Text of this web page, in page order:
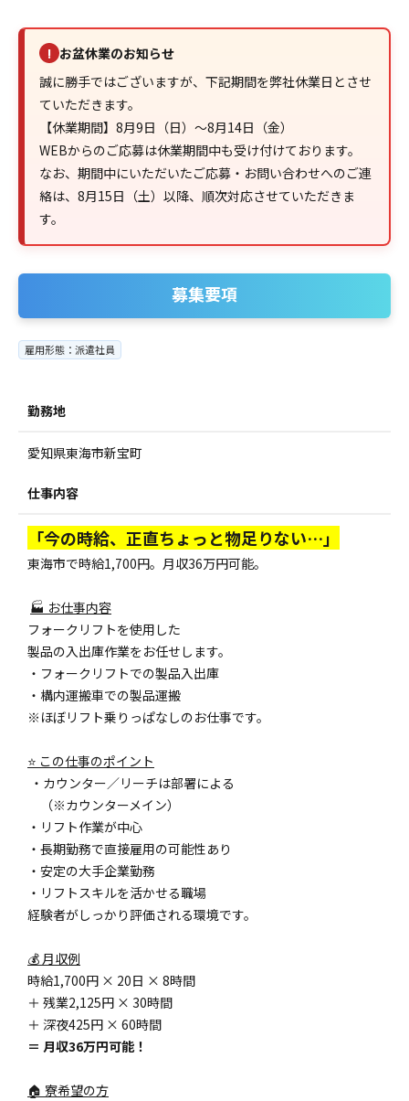
! お盆休業のお知らせ
誠に勝手ではございますが、下記期間を弊社休業日とさせ
ていただきます。
【休業期間】8月9日（日）～8月14日（金）
WEBからのご応募は休業期間中も受け付けております。
なお、期間中にいただいたご応募・お問い合わせへのご連
絡は、8月15日（土）以降、順次対応させていただきま
す。
募集要項
雇用形態：派遣社員
勤務地
愛知県東海市新宝町
仕事内容
「今の時給、正直ちょっと物足りない…」
東海市で時給1,700円。月収36万円可能。
🏭 お仕事内容
フォークリフトを使用した
製品の入出庫作業をお任せします。
・フォークリフトでの製品入出庫
・構内運搬車での製品運搬
※ほぼリフト乗りっぱなしのお仕事です。
⭐ この仕事のポイント
・カウンター／リーチは部署による
（※カウンターメイン）
・リフト作業が中心
・長期勤務で直接雇用の可能性あり
・安定の大手企業勤務
・リフトスキルを活かせる職場
経験者がしっかり評価される環境です。
💰 月収例
時給1,700円 × 20日 × 8時間
＋ 残業2,125円 × 30時間
＋ 深夜425円 × 60時間
＝ 月収36万円可能！
🏠 寮希望の方